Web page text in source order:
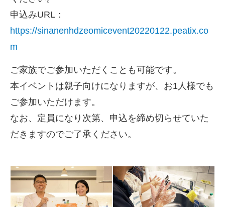
申込みURL：
https://sinanenhdzeomicevent20220122.peatix.co
m
ご家族でご参加いただくことも可能です。
本イベントは親子向けになりますが、お1人様でも
ご参加いただけます。
なお、定員になり次第、申込を締め切らせていた
だきますのでご了承ください。